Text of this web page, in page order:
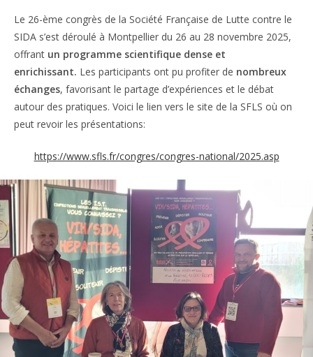
Le 26-ème congrès de la Société Française de Lutte contre le
SIDA s’est déroulé à Montpellier du 26 au 28 novembre 2025,
offrant un programme scientifique dense et
enrichissant. Les participants ont pu profiter de nombreux
échanges, favorisant le partage d’expériences et le débat
autour des pratiques. Voici le lien vers le site de la SFLS où on
peut revoir les présentations:
https://www.sfls.fr/congres/congres-national/2025.asp